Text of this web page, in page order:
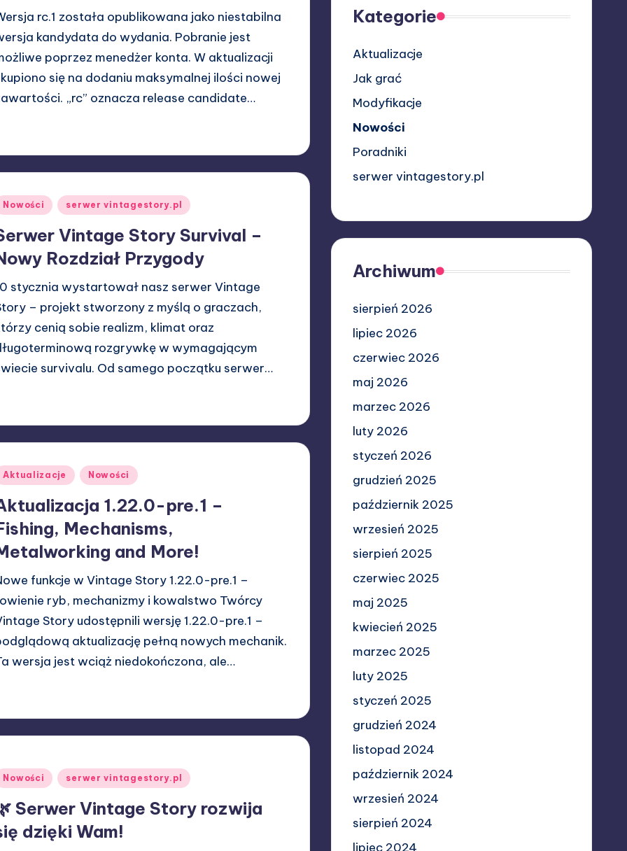
rc.1 została opublikowana jako niestabilna
kandydata do wydania. Pobranie jest
poprzez menedżer konta. W aktualizacji
się na dodaniu maksymalnej ilości nowej
„rc” oznacza release candidate…
Nowości serwer vintagestory.pl
Vintage Story Survival –
Rozdział Przygody
stycznia wystartował nasz serwer Vintage
– projekt stworzony z myślą o graczach,
cenią sobie realizm, klimat oraz
rozgrywkę w wymagającym
survivalu. Od samego początku serwer…
Aktualizacje Nowości
1.22.0-pre.1 –
Mechanisms,
and More!
funkcje w Vintage Story 1.22.0-pre.1 –
ryb, mechanizmy i kowalstwo Twórcy
Story udostępnili wersję 1.22.0-pre.1 –
aktualizację pełną nowych mechanik.
wersja jest wciąż niedokończona, ale…
Nowości serwer vintagestory.pl
Serwer Vintage Story rozwija
dzięki Wam!
Kategorie
Aktualizacje
Jak grać
Modyfikacje
Nowości
Poradniki
serwer vintagestory.pl
Archiwum
sierpień 2026
lipiec 2026
czerwiec 2026
maj 2026
marzec 2026
luty 2026
styczeń 2026
grudzień 2025
październik 2025
wrzesień 2025
sierpień 2025
czerwiec 2025
maj 2025
kwiecień 2025
marzec 2025
luty 2025
styczeń 2025
grudzień 2024
listopad 2024
październik 2024
wrzesień 2024
sierpień 2024
lipiec 2024